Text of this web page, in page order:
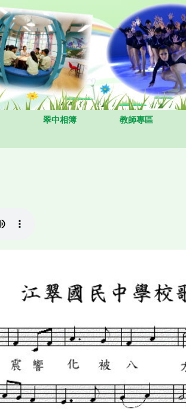
翠中相簿 教師專區